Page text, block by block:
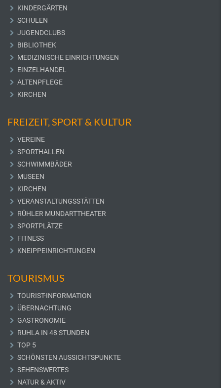
KINDERGÄRTEN
SCHULEN
JUGENDCLUBS
BIBLIOTHEK
MEDIZINISCHE EINRICHTUNGEN
EINZELHANDEL
ALTENPFLEGE
KIRCHEN
FREIZEIT, SPORT & KULTUR
VEREINE
SPORTHALLEN
SCHWIMMBÄDER
MUSEEN
KIRCHEN
VERANSTALTUNGSSTÄTTEN
RÜHLER MUNDARTTHEATER
SPORTPLÄTZE
FITNESS
KNEIPPEINRICHTUNGEN
TOURISMUS
TOURIST-INFORMATION
ÜBERNACHTUNG
GASTRONOMIE
RUHLA IN 48 STUNDEN
TOP 5
SCHÖNSTEN AUSSICHTSPUNKTE
SEHENSWERTES
NATUR & AKTIV